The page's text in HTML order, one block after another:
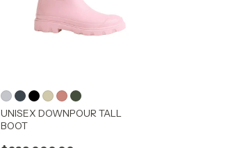
UNISEX DOWNPOUR TALL
BOOT